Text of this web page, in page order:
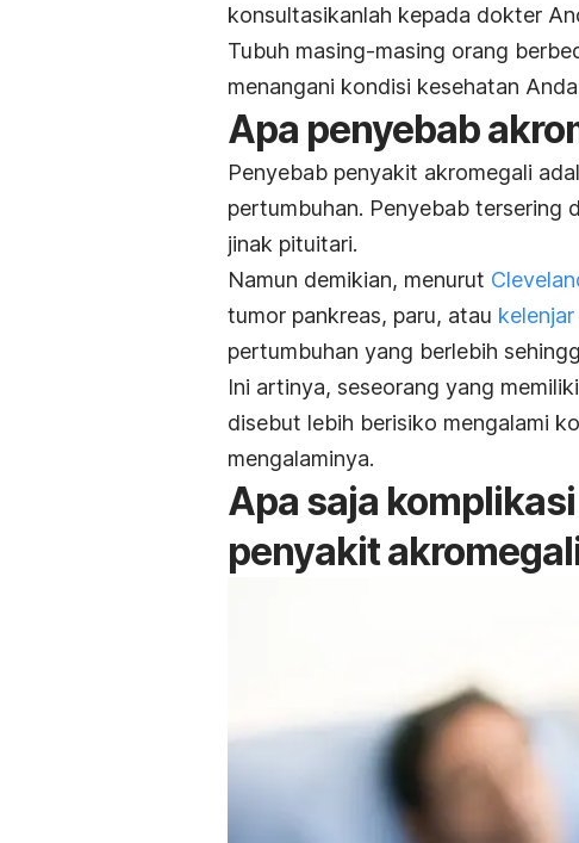
konsultasikanlah kepada dokter
Tubuh masing-masing orang
menangani kondisi kesehatan
Apa penyebab
Penyebab penyakit akromegali
pertumbuhan. Penyebab tersering
jinak pituitari.
Namun demikian, menurut
tumor pankreas, paru, atau
pertumbuhan yang berlebih
Ini artinya, seseorang yang
disebut lebih berisiko mengalami
mengalaminya.
Apa saja
penyakit